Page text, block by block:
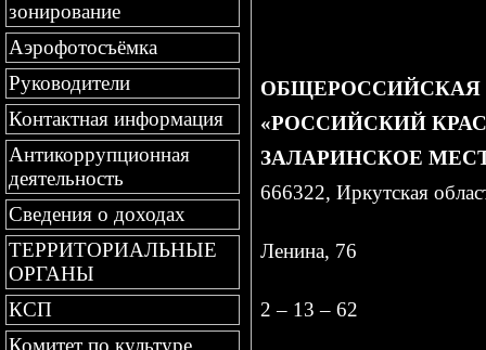
зонирование
Аэрофотосъёмка
Руководители
Контактная информация
Антикоррупционная
деятельность
Сведения о доходах
ТЕРРИТОРИАЛЬНЫЕ
ОРГАНЫ
КСП
Комитет по культуре
ОБЩЕРОССИЙСКАЯ
«РОССИЙСКИЙ
ЗАЛАРИНСКОЕ
666322, Иркутская
Ленина, 76
2 – 13 – 62